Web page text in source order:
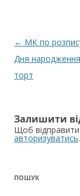
Навігація
по
запису
← МК по
Дня
торт
Залишити
Щоб
авторизуватись.
ПОШУК